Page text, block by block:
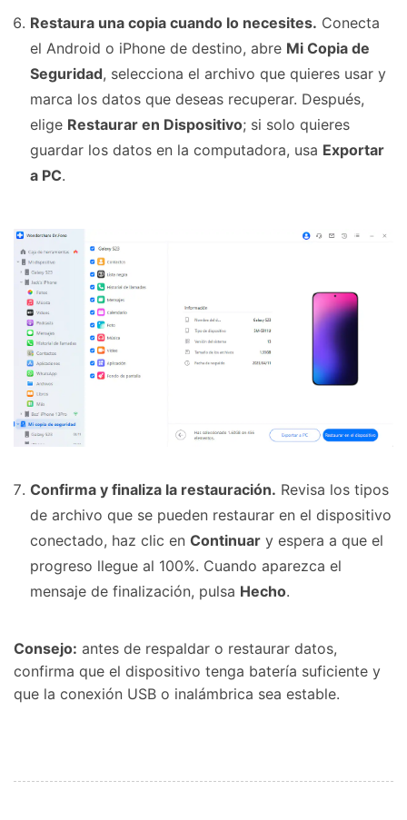
Restaura una copia cuando lo necesites. Conecta
el Android o iPhone de destino, abre Mi Copia de
Seguridad, selecciona el archivo que quieres usar y
marca los datos que deseas recuperar. Después,
elige Restaurar en Dispositivo; si solo quieres
guardar los datos en la computadora, usa Exportar
a PC.
Confirma y finaliza la restauración. Revisa los tipos
de archivo que se pueden restaurar en el dispositivo
conectado, haz clic en Continuar y espera a que el
progreso llegue al 100%. Cuando aparezca el
mensaje de finalización, pulsa Hecho.
Consejo: antes de respaldar o restaurar datos,
confirma que el dispositivo tenga batería suficiente y
que la conexión USB o inalámbrica sea estable.